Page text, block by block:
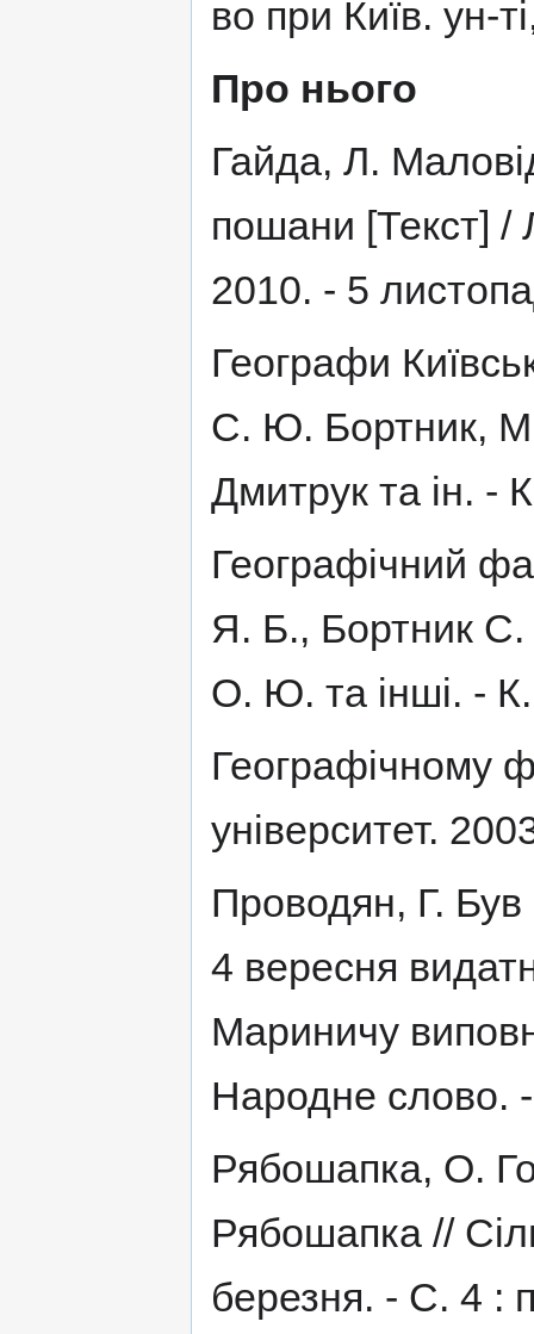
во при Київ. ун-
Про нього
Гайда, Л.
пошани [Текст] /
2010. - 5
Географи
С. Ю. Бортник,
Дмитрук та ін. -
Географічний
Я. Б., Бортник
О. Ю. та інші. -
Географічному
університет.
Проводян, Г. Був
4 вересня
Мариничу
Народне слово.
Рябошапка, О.
Рябошапка //
березня. - С. 4 :